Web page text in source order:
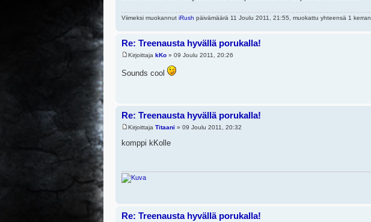
Viimeksi muokannut iRush päivämäärä 11 Joulu 2011, 21:55, muokattu yhteensä 1 kerran
Re: Treenausta hyvällä porukalla!
Kirjoittaja kKo » 09 Joulu 2011, 20:26
Sounds cool
Re: Treenausta hyvällä porukalla!
Kirjoittaja Titaani » 09 Joulu 2011, 20:32
komppi kKolle
Re: Treenausta hyvällä porukalla!